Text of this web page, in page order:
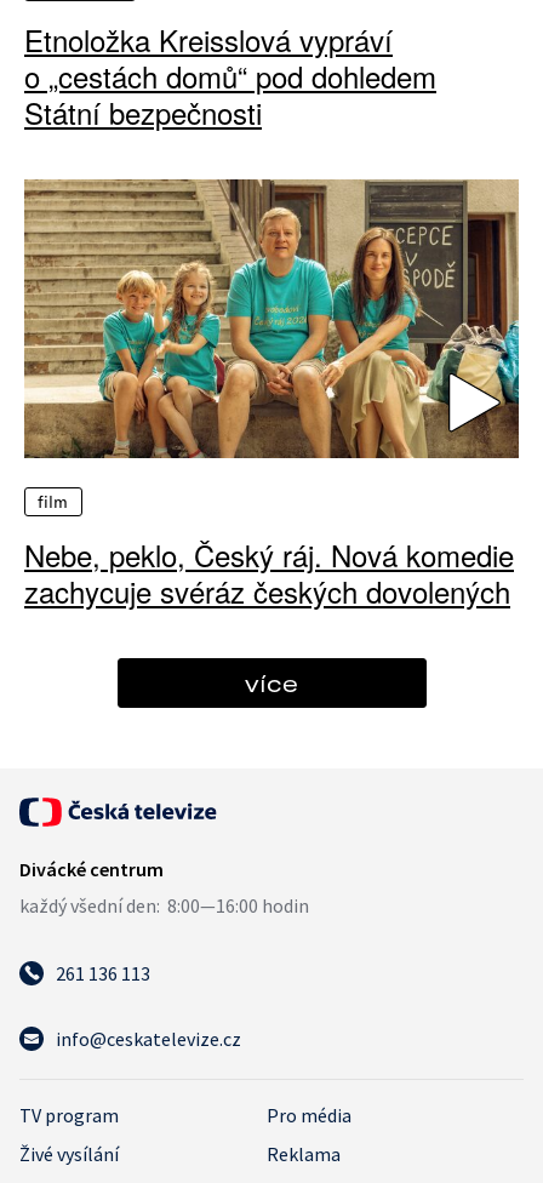
Etnoložka Kreisslová vypráví
o „cestách domů“ pod dohledem
Státní bezpečnosti
film
Nebe, peklo, Český ráj. Nová komedie
zachycuje svéráz českých dovolených
více
261 136 113
info@ceskatelevize.cz
TV program
Pro média
Živé vysílání
Reklama